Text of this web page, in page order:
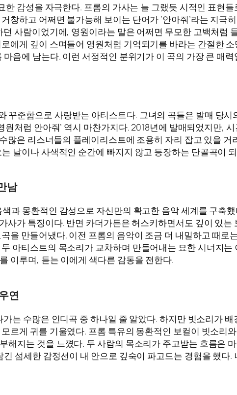
한 감성을 자극한다. 프롬의 가사는 늘 그랬듯 시적인 표현
창하고 어쩌면 불가능해 보이는 단어가 ‘안아줘’라는 지극
사람이었기에, 영원이라는 말은 어쩌면 무모한 고백처럼
에게 깊이 스며들어 영원처럼 기억되기를 바라는 간절한
음에 남는다. 이런 서정적인 분위기가 이 곡의 가장 큰 매력
꾸준함으로 사랑받는 아티스트다. 그녀의 곡들은 발매 당
원처럼 안아줘’ 역시 마찬가지다. 2018년에 발매되었지만,
많은 리스너들의 플레이리스트에 조용히 자리 잡고 있을
날이나 사색적인 순간에 빠지지 않고 등장하는 단골곡이
남
과 몽환적인 감성으로 자신만의 확고한 음악 세계를 구축했
사가 특징이다. 반면 카더가든은 허스키하면서도 깊이 있
을 만들어냈다. 이전 프롬의 음악이 조금 더 내밀하고 때
아티스트의 목소리가 교차하며 만들어내는 묘한 시너지
이루며, 듣는 이에게 색다른 감동을 전한다.
연
는 수많은 인디곡 중 하나일 줄 알았다. 하지만 빗소리가
르게 귀를 기울였다. 프롬 특유의 몽환적인 보컬이 빗소리
해지는 것을 느꼈다. 두 사람의 목소리가 주고받는 흐름은
섬세한 감정선이 내 안으로 깊숙이 파고드는 경험을 했다